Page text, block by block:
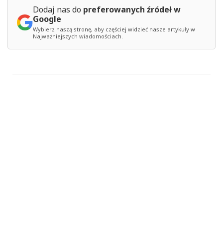
Dodaj nas do preferowanych źródeł w
Google
Wybierz naszą stronę, aby częściej widzieć nasze artykuły w
Najważniejszych wiadomościach.